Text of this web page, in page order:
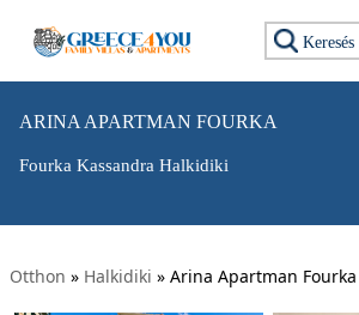
Keresés:
ARINA APARTMAN FOURKA
Fourka Kassandra Halkidiki
Otthon » Halkidiki » Arina Apartman Fourka